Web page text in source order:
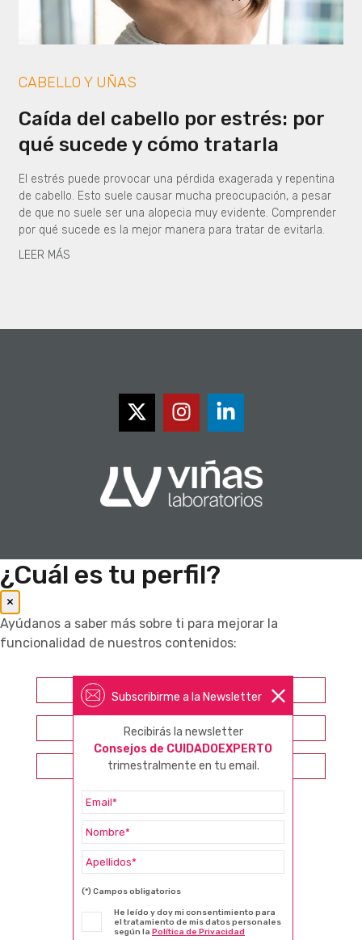
CABELLO Y UÑAS
Caída del cabello por estrés: por
qué sucede y cómo tratarla
El estrés puede provocar una pérdida exagerada y repentina
de cabello. Esto suele causar mucha preocupación, a pesar
de que no suele ser una alopecia muy evidente. Comprender
por qué sucede es la mejor manera para tratar de evitarla.
LEER MÁS
Subscribirme a la Newsletter
Recibirás la newsletter
Consejos de CUIDADOEXPERTO
trimestralmente en tu email.
(*) Campos obligatorios
He leído y doy mi consentimiento para
el tratamiento de mis datos personales
según la Política de Privacidad
¿Cuál es tu perfil?
×
Ayúdanos a saber más sobre ti para mejorar la
funcionalidad de nuestros contenidos:
Farmacéutico
Otros profesionales sanitarios
Consumidor